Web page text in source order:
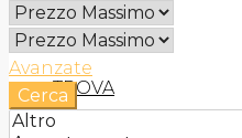
TROVA
Avanzate
Cerca